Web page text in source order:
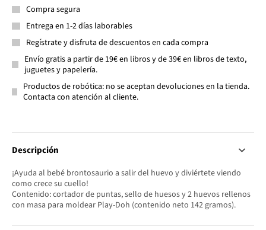
Compra segura
Entrega en 1-2 días laborables
Regístrate y disfruta de descuentos en cada compra
Envío gratis a partir de 19€ en libros y de 39€ en libros de texto,
juguetes y papelería.
Productos de robótica: no se aceptan devoluciones en la tienda.
Contacta con atención al cliente.
Descripción
¡Ayuda al bebé brontosaurio a salir del huevo y diviértete viendo
como crece su cuello!
Contenido: cortador de puntas, sello de huesos y 2 huevos rellenos
con masa para moldear Play-Doh (contenido neto 142 gramos).